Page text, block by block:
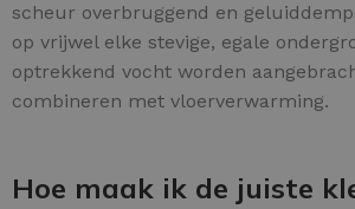
scheur overbruggend en
op vrijwel elke stevige, egale
optrekkend vocht worden
combineren met vloerverwarming.
Hoe maak ik de juiste